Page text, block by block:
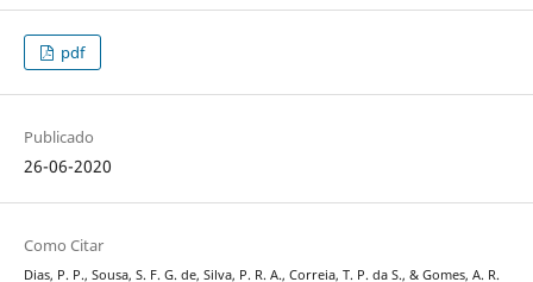
pdf
Publicado
26-06-2020
Como Citar
Dias, P. P., Sousa, S. F. G. de, Silva, P. R. A., Correia, T. P. da S., & Gomes, A. R.